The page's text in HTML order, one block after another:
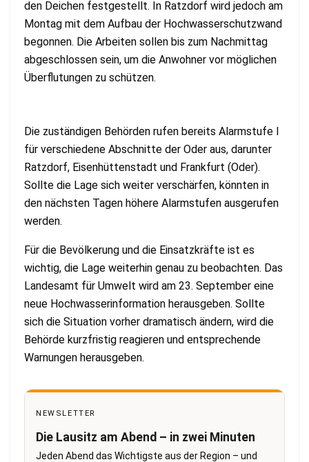
den Deichen festgestellt. In Ratzdorf wird jedoch am
Montag mit dem Aufbau der Hochwasserschutzwand
begonnen. Die Arbeiten sollen bis zum Nachmittag
abgeschlossen sein, um die Anwohner vor möglichen
Überflutungen zu schützen.
Die zuständigen Behörden rufen bereits Alarmstufe I
für verschiedene Abschnitte der Oder aus, darunter
Ratzdorf, Eisenhüttenstadt und Frankfurt (Oder).
Sollte die Lage sich weiter verschärfen, könnten in
den nächsten Tagen höhere Alarmstufen ausgerufen
werden.
Für die Bevölkerung und die Einsatzkräfte ist es
wichtig, die Lage weiterhin genau zu beobachten. Das
Landesamt für Umwelt wird am 23. September eine
neue Hochwasserinformation herausgeben. Sollte
sich die Situation vorher dramatisch ändern, wird die
Behörde kurzfristig reagieren und entsprechende
Warnungen herausgeben.
NEWSLETTER
Die Lausitz am Abend – in zwei Minuten
Jeden Abend das Wichtigste aus der Region – und